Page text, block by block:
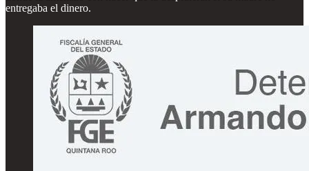
entregaba el dinero.